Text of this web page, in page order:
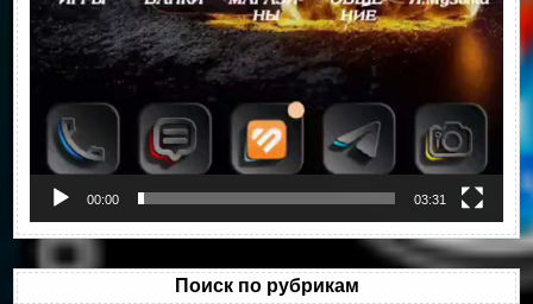
00:00 03:31
Поиск по рубрикам